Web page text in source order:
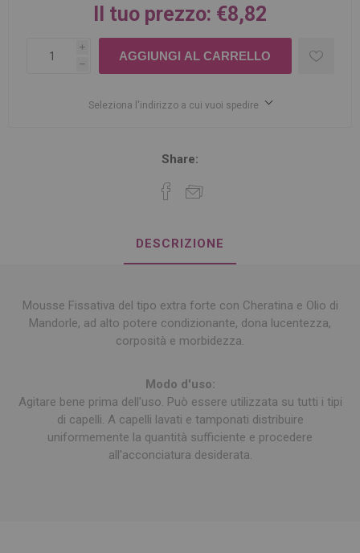
Il tuo prezzo: €8,82
i
h
Seleziona l'indirizzo a cui vuoi spedire
Share:
DESCRIZIONE
Mousse Fissativa del tipo extra forte con Cheratina e Olio di
Mandorle, ad alto potere condizionante, dona lucentezza,
corposità e morbidezza.
Modo d'uso:
Agitare bene prima dell'uso. Può essere utilizzata su tutti i tipi
di capelli. A capelli lavati e tamponati distribuire
uniformemente la quantità sufficiente e procedere
all'acconciatura desiderata.